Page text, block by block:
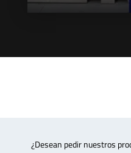
¿Desean pedir nuestros